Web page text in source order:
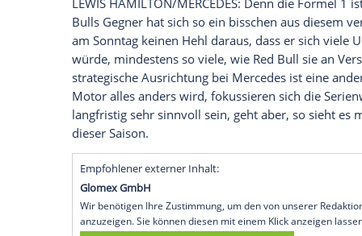
Spielberg beiKnittelfeld(SID) - MAX
neu, aber so langsam darf sich die
niederländischeHymne, das
diesem Jahr über eine Rennstrecke der
viele, viele Siege ist, weiß man schon
dafür nötigeAuto. In Spielberg war der
Steiermarkgefahren wird, erneut der
meisten Strecken neue Normalität.
LEWIS HAMILTON/MERCEDES: Denn die